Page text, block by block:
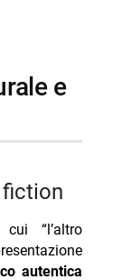
e
“l’altro
autentica